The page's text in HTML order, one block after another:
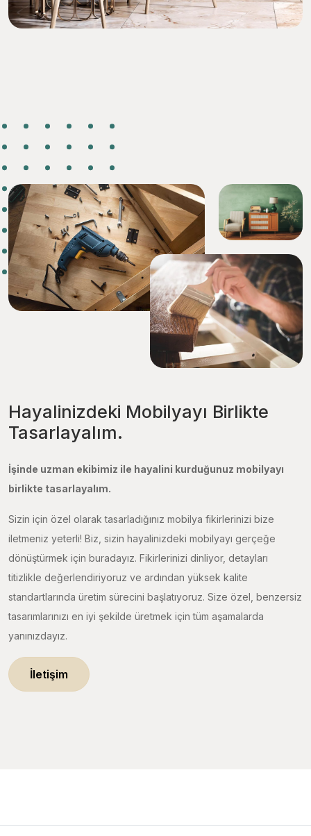
Hayalinizdeki Mobilyayı Birlikte
Tasarlayalım.
İşinde uzman ekibimiz ile hayalini kurduğunuz mobilyayı
birlikte tasarlayalım.
Sizin için özel olarak tasarladığınız mobilya fikirlerinizi bize
iletmeniz yeterli! Biz, sizin hayalinizdeki mobilyayı gerçeğe
dönüştürmek için buradayız. Fikirlerinizi dinliyor, detayları
titizlikle değerlendiriyoruz ve ardından yüksek kalite
standartlarında üretim sürecini başlatıyoruz. Size özel, benzersiz
tasarımlarınızı en iyi şekilde üretmek için tüm aşamalarda
yanınızdayız.
İletişim